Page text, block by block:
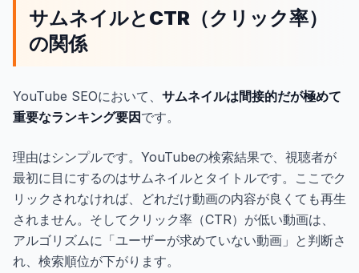
サムネイルとCTR（クリック率）
の関係
YouTube SEOにおいて、 サムネイルは間接的だが極めて
重要なランキング要因 です。
理由はシンプルです。YouTubeの検索結果で、視聴者が
最初に目にするのはサムネイルとタイトルです。ここでク
リックされなければ、どれだけ動画の内容が良くても再生
されません。そしてクリック率（CTR）が低い動画は、
アルゴリズムに「ユーザーが求めていない動画」と判断さ
れ、検索順位が下がります。